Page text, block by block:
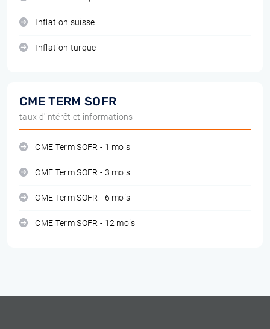
Inflation suisse
Inflation turque
CME TERM SOFR
taux d'intérêt et informations
CME Term SOFR - 1 mois
CME Term SOFR - 3 mois
CME Term SOFR - 6 mois
CME Term SOFR - 12 mois